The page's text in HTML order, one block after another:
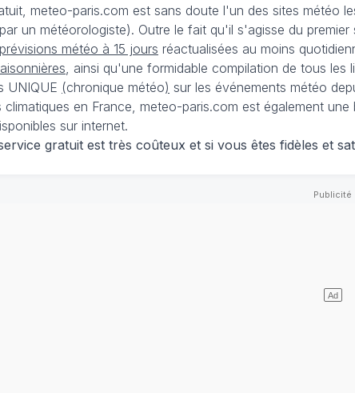
meteo-paris.com est sans doute l'un des sites météo
un météorologiste). Outre le fait qu'il s'agisse du
prévisions météo à 15 jours réactualisées au moins
, ainsi qu'une formidable compilation de tous
UNIQUE (chronique météo) sur les événements météo
climatiques en France, meteo-paris.com est également
sur internet.
gratuit est très coûteux et si vous êtes fidèles et